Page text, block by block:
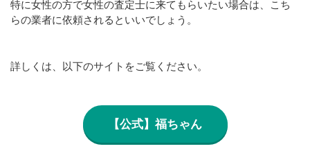
特に女性の方で女性の査定士に来てもらいたい場合は、こち
らの業者に依頼されるといいでしょう。
詳しくは、以下のサイトをご覧ください。
【公式】福ちゃん